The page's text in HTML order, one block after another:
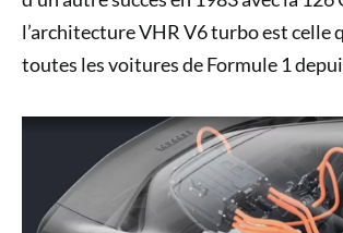
l’architecture VHR V6 turbo est celle
toutes les voitures de Formule 1